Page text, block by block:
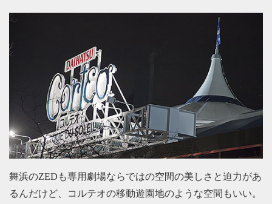
舞浜のZEDも専用劇場ならではの空間の美しさと迫力があ
るんだけど、コルテオの移動遊園地のような空間もいい。